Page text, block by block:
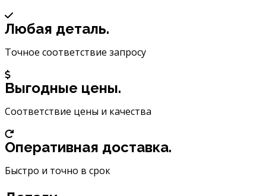
34047
Любая деталь.
Точное соответствие запросу
Выгодные цены.
Соответствие цены и качества
Оперативная доставка.
Быстро и точно в срок